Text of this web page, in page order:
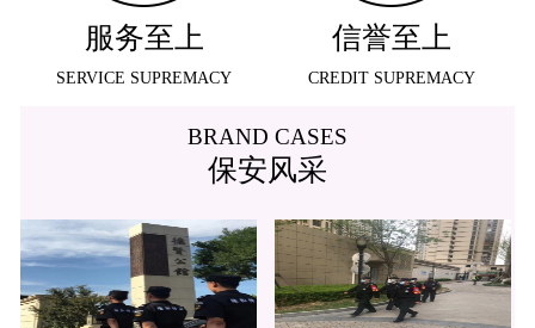
服务至上
SERVICE SUPREMACY
信誉至上
CREDIT SUPREMACY
BRAND CASES
保安风采